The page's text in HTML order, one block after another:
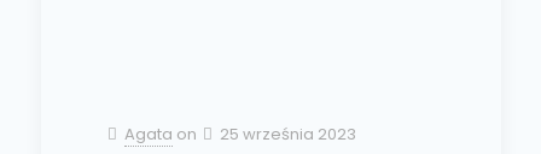
Agata on
25 września 2023